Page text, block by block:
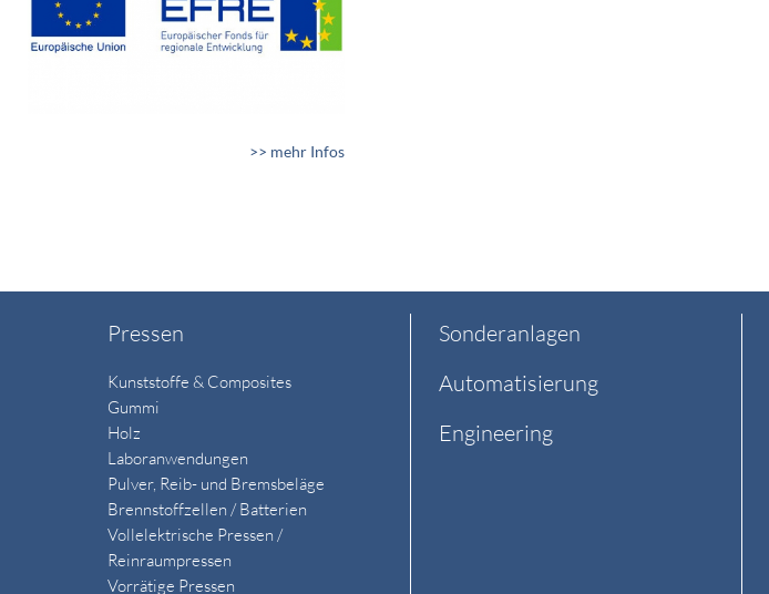
>> mehr Infos
Pressen
Kunststoffe & Composites
Gummi
Holz
Laboranwendungen
Pulver, Reib- und Bremsbeläge
Brennstoffzellen / Batterien
Vollelektrische Pressen /
Reinraumpressen
Vorrätige Pressen
Sonderanlagen
Automatisierung
Engineering